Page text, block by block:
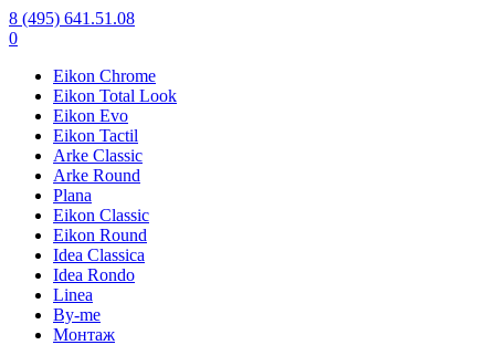
8 (495) 641.51.08
0
Eikon Chrome
Eikon Total Look
Eikon Evo
Eikon Tactil
Arke Classic
Arke Round
Plana
Eikon Classic
Eikon Round
Idea Classica
Idea Rondo
Linea
By-me
Монтаж